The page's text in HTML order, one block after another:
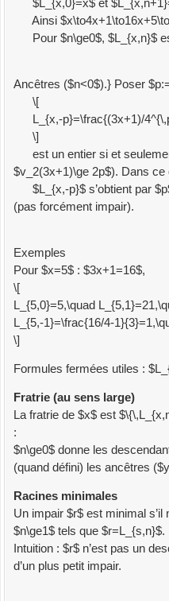
$L_{x,0}=x$ et
Ainsi
Pour $n\ge0$, $L_{x,n}$
Ancêtres ($n<0$).} Poser
\[
L_{x,-p}=\frac{(3x+1)/
\]
est un entier si et
$v_2(3x+1)\ge 2p$). Dans ce
$L_{x,-p}$ s’obtient par
(pas forcément impair).
Exemples
Pour $x=5$ : $3x+1=16$,
\[
L_{5,0}=5,\quad
L_{5,-1}=\frac{16/4-
\]
Formules fermées utiles :
Fratrie (au sens large)
La fratrie de $x$ est
:
$n\ge0$ donne les
(quand défini) les ancêtres
Racines minimales
Un impair $r$ est minimal s’il
$n\ge1$ tels que $r=L_{s,n}$.
Intuition : $r$ n’est pas un
d’un plus petit impair.